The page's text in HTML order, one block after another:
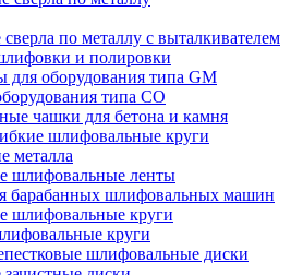
по металлу c выталкивателем
и полировки
для оборудования типа GM
типа СО
чашки для бетона и камня
шлифовальные круги
металла
шлифовальные ленты
барабанных шлифовальных машин
шлифовальные круги
круги
шлифовальные диски